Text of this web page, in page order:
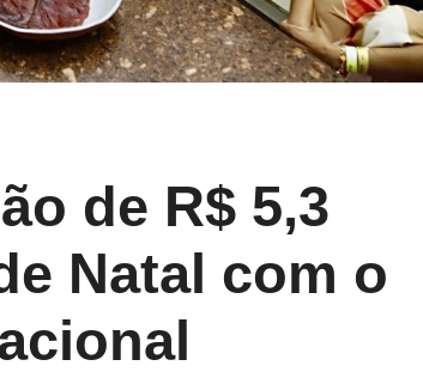
de R$ 5,3
Natal com o